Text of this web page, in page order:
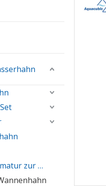
Badewannenarmatur zur Wandmontage